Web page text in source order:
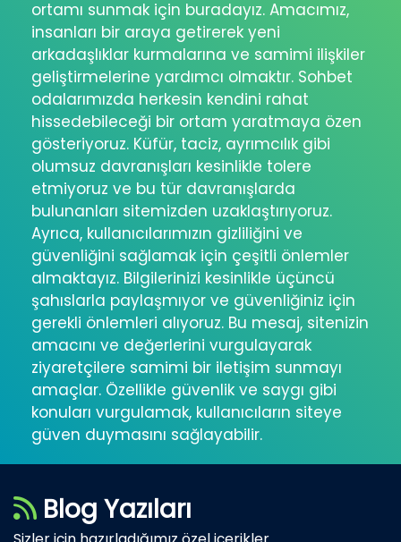
ortamı sunmak için buradayız. Amacımız,
insanları bir araya getirerek yeni
arkadaşlıklar kurmalarına ve samimi ilişkiler
geliştirmelerine yardımcı olmaktır. Sohbet
odalarımızda herkesin kendini rahat
hissedebileceği bir ortam yaratmaya özen
gösteriyoruz. Küfür, taciz, ayrımcılık gibi
olumsuz davranışları kesinlikle tolere
etmiyoruz ve bu tür davranışlarda
bulunanları sitemizden uzaklaştırıyoruz.
Ayrıca, kullanıcılarımızın gizliliğini ve
güvenliğini sağlamak için çeşitli önlemler
almaktayız. Bilgilerinizi kesinlikle üçüncü
şahıslarla paylaşmıyor ve güvenliğiniz için
gerekli önlemleri alıyoruz. Bu mesaj, sitenizin
amacını ve değerlerini vurgulayarak
ziyaretçilere samimi bir iletişim sunmayı
amaçlar. Özellikle güvenlik ve saygı gibi
konuları vurgulamak, kullanıcıların siteye
güven duymasını sağlayabilir.
Blog Yazıları